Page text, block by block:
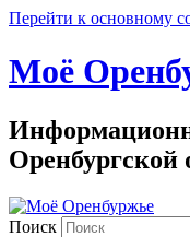
Перейти к основному
Моё
Оренбургской
Поиск